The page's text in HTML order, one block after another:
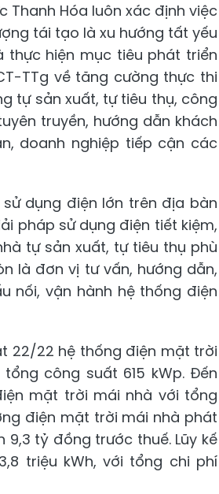
Thanh Hóa luôn xác định việc
tái tạo là xu hướng tất yếu
hiện mục tiêu phát triển
TTg về tăng cường thực thi
tự sản xuất, tự tiêu thụ, công
truyền, hướng dẫn khách
doanh nghiệp tiếp cận các
dụng điện lớn trên địa bàn
pháp sử dụng điện tiết kiệm,
tự sản xuất, tự tiêu thụ phù
là đơn vị tư vấn, hướng dẫn,
nối, vận hành hệ thống điện
22/22 hệ thống điện mặt trời
công suất 615 kWp. Đến
mặt trời mái nhà với tổng
điện mặt trời mái nhà phát
tỷ đồng trước thuế. Lũy kế
triệu kWh, với tổng chi phí